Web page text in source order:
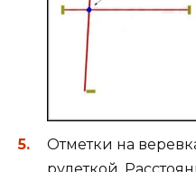
Отметки на
рулеткой.